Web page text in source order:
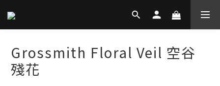
Grossmith Floral Veil 空谷
殘花